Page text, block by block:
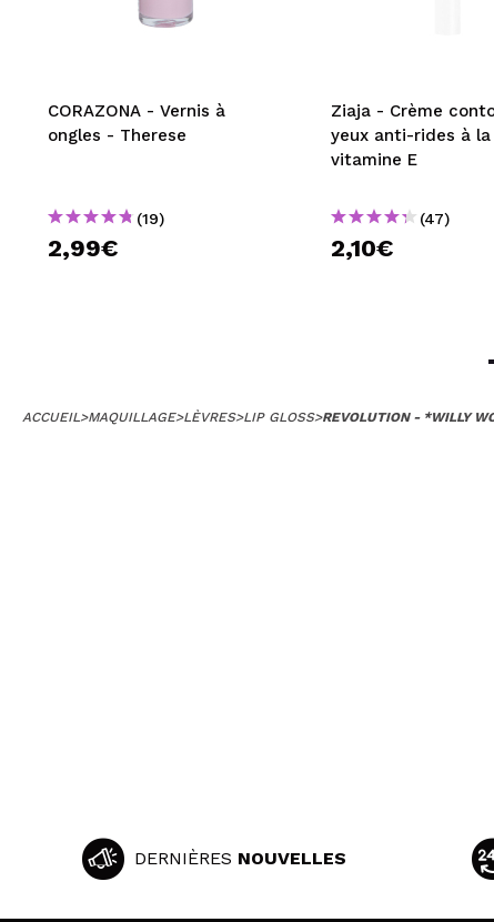
CORAZONA - Vernis à
ongles - Therese
(19)
2,99€
Ziaja - Crème
yeux anti-rides à la
vitamine E
(47)
2,10€
ACCUEIL>MAQUILLAGE>LÈVRES>LIP GLOSS>REVOLUTION - *WILLY
DERNIÈRES NOUVELLES